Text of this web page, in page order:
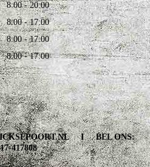
8:00 - 20:00
8:00 - 17:00
8:00 - 17:00
8:00 - 17:00
I BEL ONS:
417808